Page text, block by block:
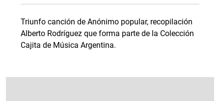
Triunfo canción de Anónimo popular, recopilación
Alberto Rodríguez que forma parte de la Colección
Cajita de Música Argentina.